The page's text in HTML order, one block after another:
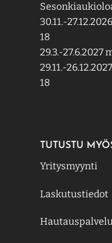
30.11.-
18
29.3.-27.6.2027
29.11.-
18
TUTUSTU
Yritysmyynti
Laskutustiedot